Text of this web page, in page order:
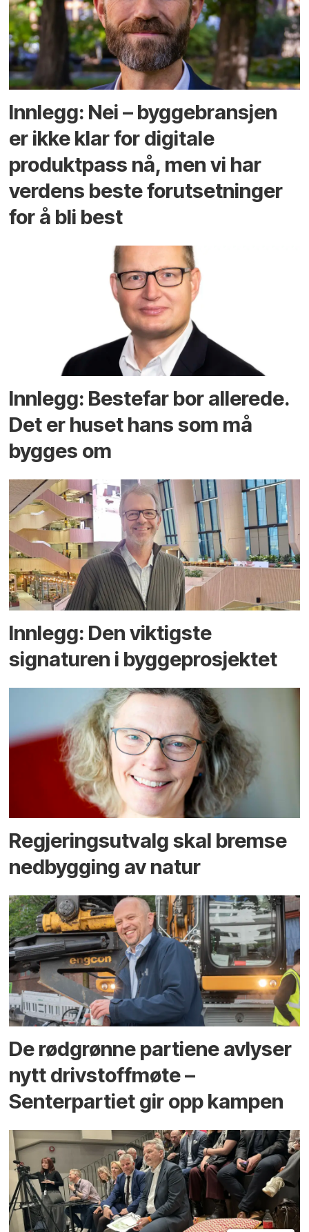
Innlegg: Nei – byggebransjen
er ikke klar for digitale
produktpass nå, men vi har
verdens beste forutsetninger
for å bli best
Innlegg: Bestefar bor allerede.
Det er huset hans som må
bygges om
Innlegg: Den viktigste
signaturen i bygge­­prosjektet
Regjerings­utvalg skal bremse
ned­bygging av natur
De rødgrønne partiene avlyser
nytt drivstoffmøte –
Senterpartiet gir opp kampen